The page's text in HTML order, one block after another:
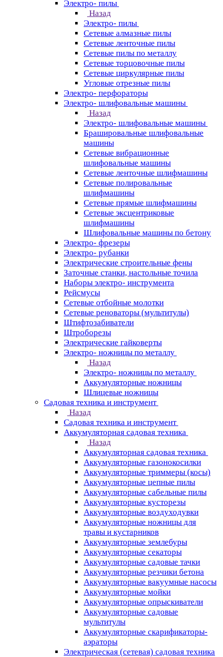
Электро- пилы
Назад
Электро- пилы
Сетевые алмазные пилы
Сетевые ленточные пилы
Сетевые пилы по металлу
Сетевые торцовочные пилы
Сетевые циркулярные пилы
Угловые отрезные пилы
Электро- перфораторы
Электро- шлифовальные машины
Назад
Электро- шлифовальные машины
Брашировальные шлифовальные
машины
Сетевые вибрационные
шлифовальные машины
Сетевые ленточные шлифмашины
Сетевые полировальные
шлифмашины
Сетевые прямые шлифмашины
Сетевые эксцентриковые
шлифмашины
Шлифовальные машины по бетону
Электро- фрезеры
Электро- рубанки
Электрические строительные фены
Заточные станки, настольные точила
Наборы электро- инструмента
Рейсмусы
Сетевые отбойные молотки
Сетевые реноваторы (мультитулы)
Штифтозабиватели
Штроборезы
Электрические гайковерты
Электро- ножницы по металлу
Назад
Электро- ножницы по металлу
Аккумуляторные ножницы
Шлицевые ножницы
Cадовая техника и инструмент
Назад
Cадовая техника и инструмент
Аккумуляторная садовая техника
Назад
Аккумуляторная садовая техника
Аккумуляторные газонокосилки
Аккумуляторные триммеры (косы)
Аккумуляторные цепные пилы
Аккумуляторные сабельные пилы
Аккумуляторные кусторезы
Аккумуляторные воздуходувки
Аккумуляторные ножницы для
травы и кустарников
Аккумуляторные землебуры
Аккумуляторные секаторы
Аккумуляторные садовые тачки
Аккумуляторные резчики бетона
Аккумуляторные вакуумные насосы
Аккумуляторные мойки
Аккумуляторные опрыскиватели
Аккумуляторные садовые
мультитулы
Аккумуляторные скарификаторы-
аэраторы
Электрическая (сетевая) садовая техника